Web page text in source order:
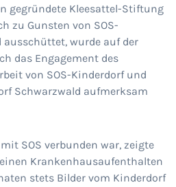
gegründete Kleesattel-Stiftung
zu Gunsten von SOS-
ausschüttet, wurde auf der
das Engagement des
von SOS-Kinderdorf und
Schwarzwald aufmerksam
SOS verbunden war, zeigte
Krankenhausaufenthalten
stets Bilder vom Kinderdorf